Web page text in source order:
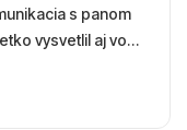
s panom
vysvetlil aj vo
Hotel
more,